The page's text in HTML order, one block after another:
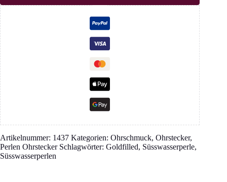
Artikelnummer: 1437 Kategorien: Ohrschmuck, Ohrstecker,
Perlen Ohrstecker Schlagwörter: Goldfilled, Süsswasserperle,
Süsswasserperlen